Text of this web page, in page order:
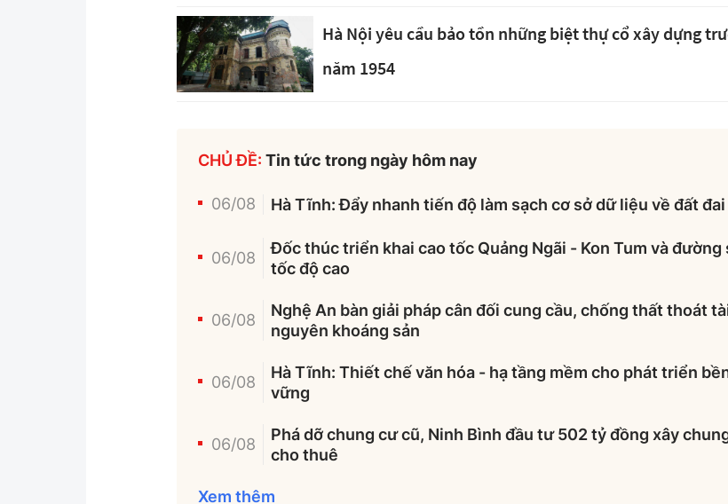
Hà Nội yêu cầu bảo tồn những biệt thự cổ xây dựng
năm 1954
CHỦ ĐỀ: Tin tức trong ngày hôm nay
06/08 Hà Tĩnh: Đẩy nhanh tiến độ làm sạch cơ sở dữ liệu về đất đai
06/08
Đốc thúc triển khai cao tốc Quảng Ngãi - Kon Tum và đường
tốc độ cao
06/08
Nghệ An bàn giải pháp cân đối cung cầu, chống thất thoát
nguyên khoáng sản
06/08
Hà Tĩnh: Thiết chế văn hóa - hạ tầng mềm cho phát triển
vững
06/08
Phá dỡ chung cư cũ, Ninh Bình đầu tư 502 tỷ đồng xây
cho thuê
Xem thêm